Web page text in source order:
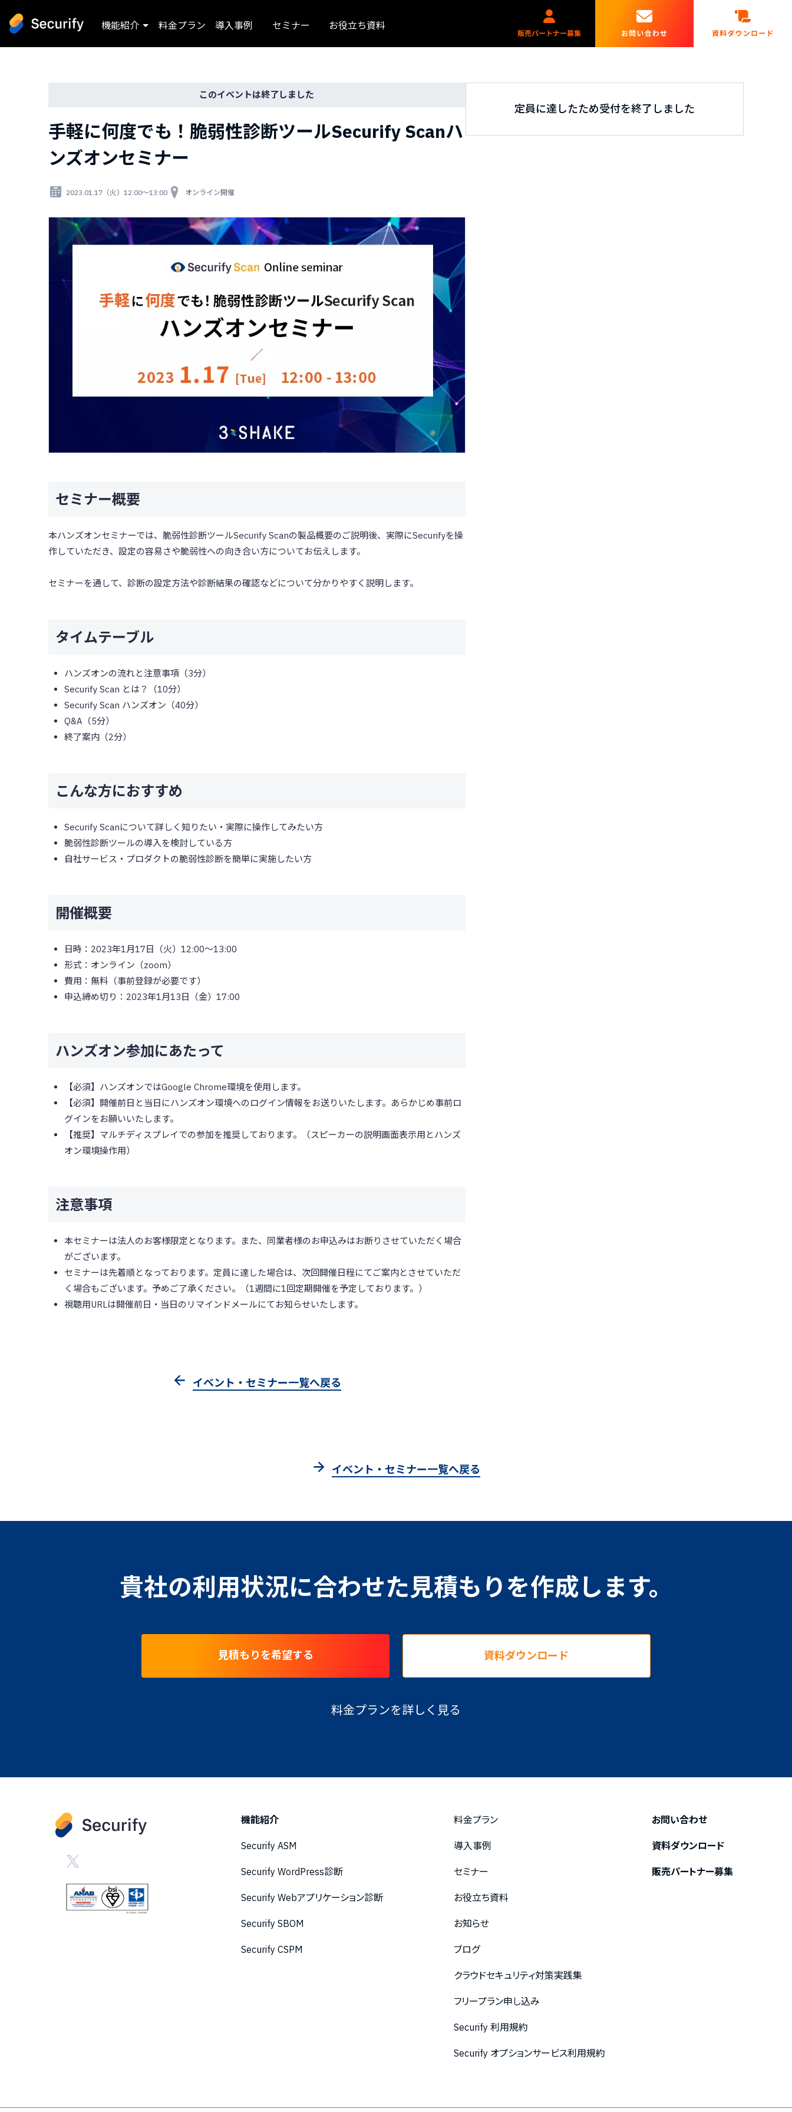
機能紹介 料金プラン 導入事例 セミナー お役立ち資料
このイベントは終了しました
手軽に何度でも！脆弱性診断ツールSecurify Scanハ
ンズオンセミナー
2023.01.17（火）12:00～13:00 オンライン開催
セミナー概要
本ハンズオンセミナーでは、脆弱性診断ツールSecurify Scanの製品概要のご説明後、実際にSecurifyを操
作していただき、設定の容易さや脆弱性への向き合い方についてお伝えします。
セミナーを通して、診断の設定方法や診断結果の確認などについて分かりやすく説明します。
タイムテーブル
ハンズオンの流れと注意事項（3分）
Securify Scan とは？（10分）
Securify Scan ハンズオン（40分）
Q&A（5分）
終了案内（2分）
こんな方におすすめ
Securify Scanについて詳しく知りたい・実際に操作してみたい方
脆弱性診断ツールの導入を検討している方
自社サービス・プロダクトの脆弱性診断を簡単に実施したい方
開催概要
日時：2023年1月17日（火）12:00～13:00
形式：オンライン（zoom）
費用：無料（事前登録が必要です）
申込締め切り：2023年1月13日（金）17:00
ハンズオン参加にあたって
【必須】ハンズオンではGoogle Chrome環境を使用します。
【必須】開催前日と当日にハンズオン環境へのログイン情報をお送りいたします。あらかじめ事前ロ
グインをお願いいたします。
【推奨】マルチディスプレイでの参加を推奨しております。（スピーカーの説明画面表示用とハンズ
オン環境操作用）
注意事項
本セミナーは法人のお客様限定となります。また、同業者様のお申込みはお断りさせていただく場合
がございます。
セミナーは先着順となっております。定員に達した場合は、次回開催日程にてご案内とさせていただ
く場合もございます。予めご了承ください。（1週間に1回定期開催を予定しております。）
視聴用URLは開催前日・当日のリマインドメールにてお知らせいたします。
イベント・セミナー一覧へ戻る
定員に達したため受付を終了しました
イベント・セミナー一覧へ戻る
貴社の利用状況に合わせた見積もりを作成します。
見積もりを希望する 資料ダウンロード
料金プランを詳しく見る
機能紹介
Securify ASM
Securify WordPress診断
Securify Webアプリケーション診断
Securify SBOM
Securify CSPM
料金プラン
導入事例
セミナー
お役立ち資料
お知らせ
ブログ
クラウドセキュリティ対策実践集
フリープラン申し込み
Securify 利用規約
Securify オプションサービス利用規約
お問い合わせ
資料ダウンロード
販売パートナー募集